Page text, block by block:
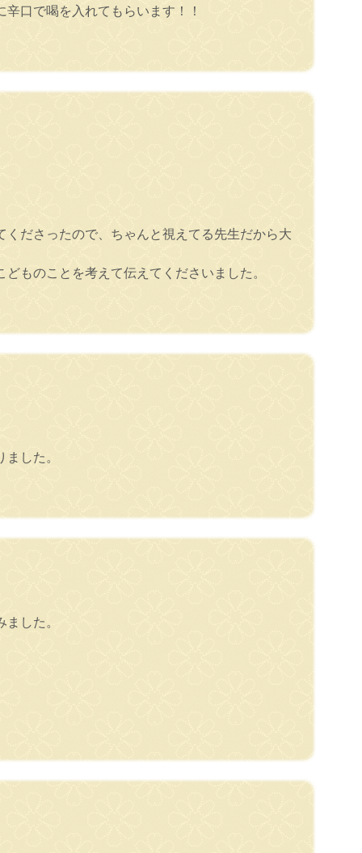
口で喝を入れてもらいます！！
ださったので、ちゃんと視えてる先生だから大
ものことを考えて伝えてくださいました。
した。
した。